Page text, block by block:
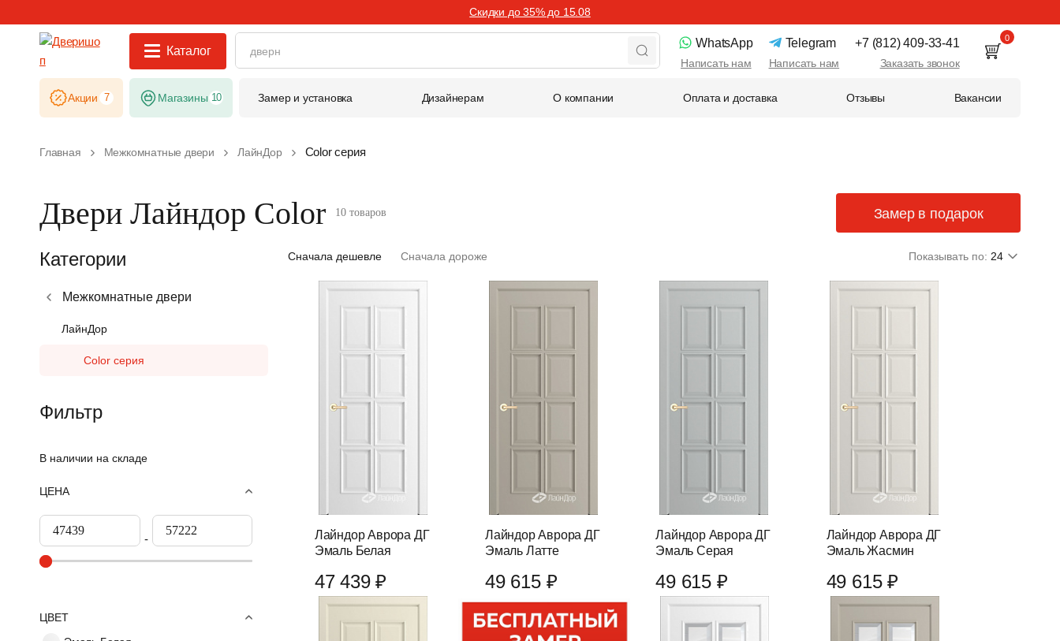
Скидки до 35% до 15.08
Каталог
WhatsApp
Написать нам
Telegram
Написать нам
+7 (812) 409-33-41
Заказать звонок
0
Акции 7 Магазины 10 Замер и установка Дизайнерам О компании Оплата и доставка Отзывы Вакансии
Главная Межкомнатные двери ЛайнДор Color серия
Двери Лайндор Color 10 товаров Замер в подарок
Категории
Межкомнатные двери
ЛайнДор
Color серия
Фильтр
В наличии на складе
ЦЕНА
ЦВЕТ
Сначала дешевле Сначала дороже Показывать по: 24
Лайндор Аврора ДГ
Эмаль Белая
47 439 ₽
Лайндор Аврора ДГ
Эмаль Латте
49 615 ₽
Лайндор Аврора ДГ
Эмаль Серая
49 615 ₽
Лайндор Аврора ДГ
Эмаль Жасмин
49 615 ₽